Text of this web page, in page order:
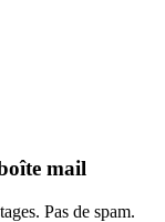
mail
Pas de spam.